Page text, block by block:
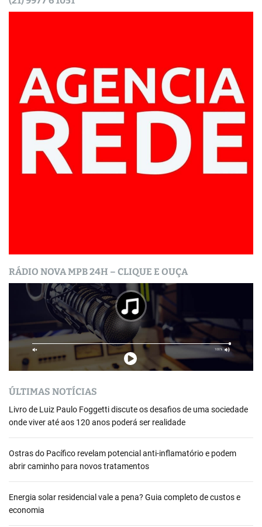
RÁDIO NOVA MPB 24H – CLIQUE E OUÇA
ÚLTIMAS NOTÍCIAS
Livro de Luiz Paulo Foggetti discute os desafios de uma sociedade
onde viver até aos 120 anos poderá ser realidade
Ostras do Pacífico revelam potencial anti-inflamatório e podem
abrir caminho para novos tratamentos
Energia solar residencial vale a pena? Guia completo de custos e
economia